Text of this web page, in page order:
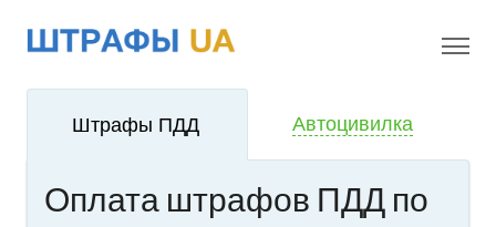
i!
Штрафы ПДД Автоцивилка
Оплата штрафов ПДД по